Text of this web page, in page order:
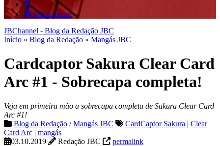
fechar menu
JBChannel - Blog da Redação JBC
Início » Blog da Redação » Mangás JBC
Cardcaptor Sakura Clear Card
Arc #1 - Sobrecapa completa!
Veja em primeira mão a sobrecapa completa de Sakura Clear Card
Arc #1!
Blog da Redação /Mangás JBC CardCaptor Sakura | Clear
Card Arc | mangás
03.10.2019
Redação JBC permalink